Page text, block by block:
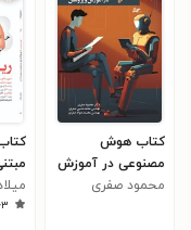
کتاب هوش
مصنوعی در آموزش
و پژوهش
محمود صفری